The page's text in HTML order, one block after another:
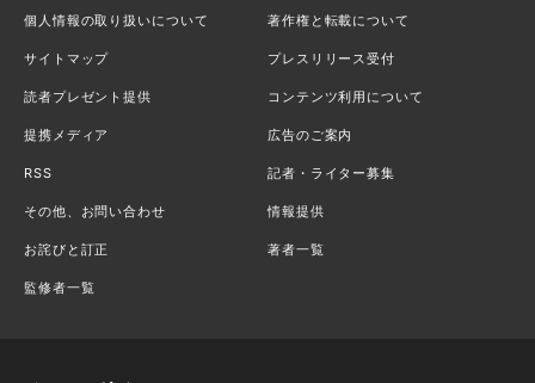
個人情報の取り扱いについて 著作権と転載について
サイトマップ プレスリリース受付
読者プレゼント提供 コンテンツ利用について
提携メディア 広告のご案内
RSS 記者・ライター募集
その他、お問い合わせ 情報提供
お詫びと訂正 著者一覧
監修者一覧